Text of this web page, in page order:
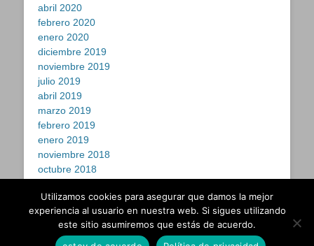
abril 2020
febrero 2020
enero 2020
diciembre 2019
noviembre 2019
julio 2019
abril 2019
marzo 2019
febrero 2019
enero 2019
noviembre 2018
octubre 2018
julio 2018
Copyright © 2026elviajesigue . Todos los derechos reservados.
Utilizamos cookies para asegurar que damos la mejor
experiencia al usuario en nuestra web. Si sigues utilizando
este sitio asumiremos que estás de acuerdo.